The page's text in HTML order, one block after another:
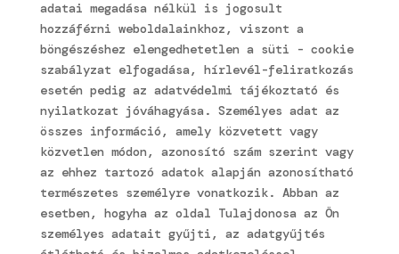
adatai megadása nélkül is jogosult
hozzáférni weboldalainkhoz, viszont a
böngészéshez elengedhetetlen a süti - cookie
szabályzat elfogadása, hírlevél-feliratkozás
esetén pedig az adatvédelmi tájékoztató és
nyilatkozat jóváhagyása. Személyes adat az
összes információ, amely közvetett vagy
közvetlen módon, azonosító szám szerint vagy
az ehhez tartozó adatok alapján azonosítható
természetes személyre vonatkozik. Abban az
esetben, hogyha az oldal Tulajdonosa az Ön
személyes adatait gyűjti, az adatgyűjtés